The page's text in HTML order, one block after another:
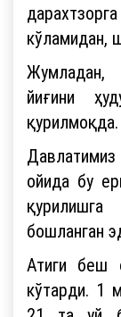
кўламидан,
Жумладан,
йиғини
қурилмоқда.
ойида бу
бошланган
Атиги беш
кўтарди. 1